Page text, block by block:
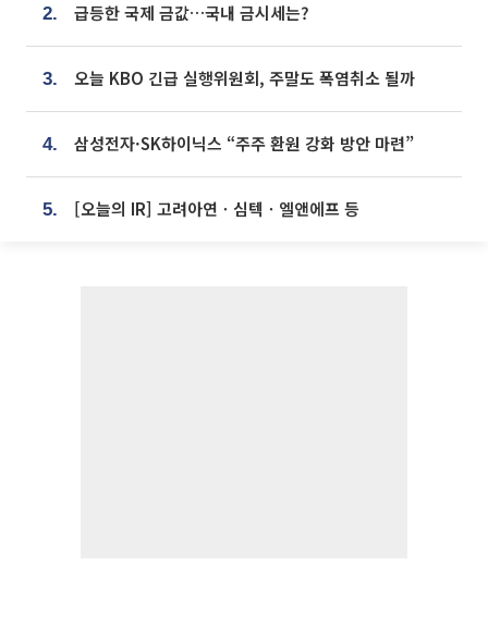
2. 급등한 국제 금값…국내 금시세는?
3. 오늘 KBO 긴급 실행위원회, 주말도 폭염취소 될까
4. 삼성전자·SK하이닉스 “주주 환원 강화 방안 마련”
5. [오늘의 IR] 고려아연ㆍ심텍ㆍ엘앤에프 등